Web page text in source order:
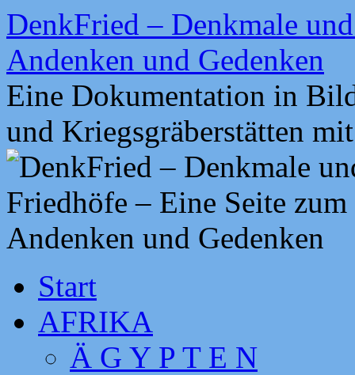
Zum
Inhalt
springen
DenkFried – Denkmale
Andenken und Gedenken
Eine Dokumentation in
und Kriegsgräberstätten
Start
AFRIKA
Ä G Y P T E N